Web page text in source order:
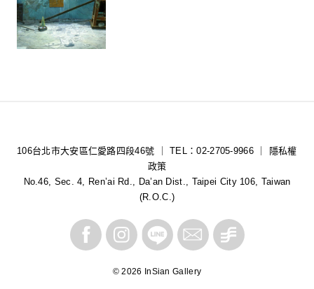
106台北市大安區仁愛路四段46號 ｜ TEL：02-2705-9966 ｜ 隱私權
政策
No.46, Sec. 4, Ren’ai Rd., Da’an Dist., Taipei City 106, Taiwan
(R.O.C.)
© 2026 InSian Gallery